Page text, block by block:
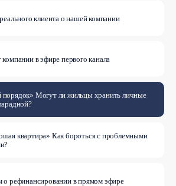
клиента о нашей компании
в эфире первого канала
Могут ли жильцы хранить личные
квартира» Как бороться с проблемными
о рефинансировании в прямом эфире